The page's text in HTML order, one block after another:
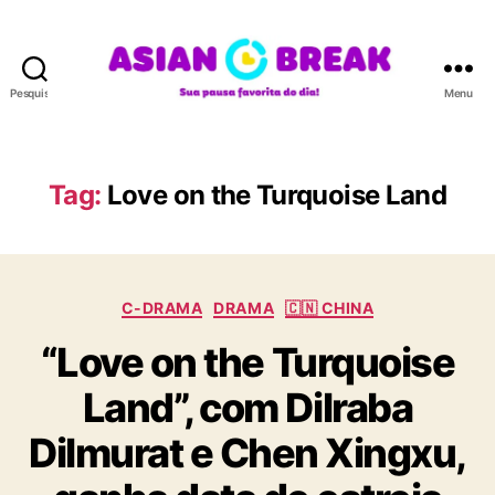
Pesquisar
A
N
R
A
Menu
Tag: Love on the Turquoise Land
C
t
e
g
o
r
i
C-DRAMA DRAMA 🇨🇳 CHINA
“Love on the Turquoise
Land”, com Dilraba
Dilmurat e Chen Xingxu,